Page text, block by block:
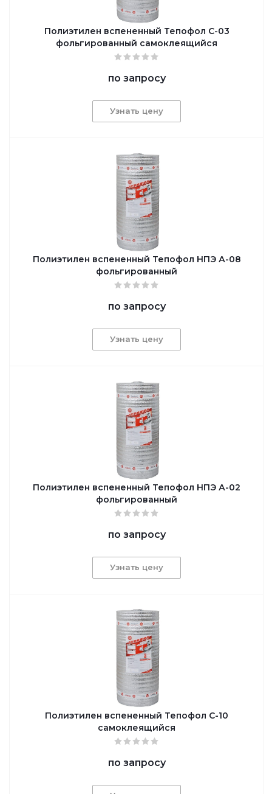
Полиэтилен вспененный Тепофол С-03
фольгированный самоклеящийся
по запросу
Узнать цену
Полиэтилен вспененный Тепофол НПЭ А-08
фольгированный
по запросу
Узнать цену
Полиэтилен вспененный Тепофол НПЭ А-02
фольгированный
по запросу
Узнать цену
Полиэтилен вспененный Тепофол С-10
самоклеящийся
по запросу